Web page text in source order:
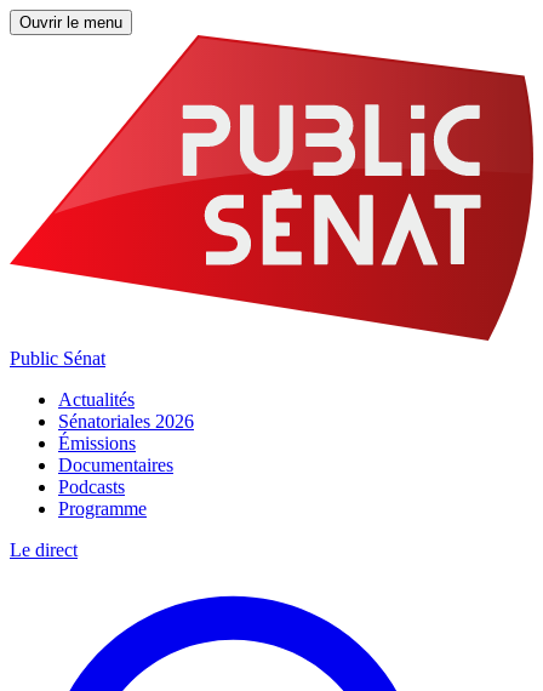
Ouvrir le menu
Public Sénat
Actualités
Sénatoriales 2026
Émissions
Documentaires
Podcasts
Programme
Le direct